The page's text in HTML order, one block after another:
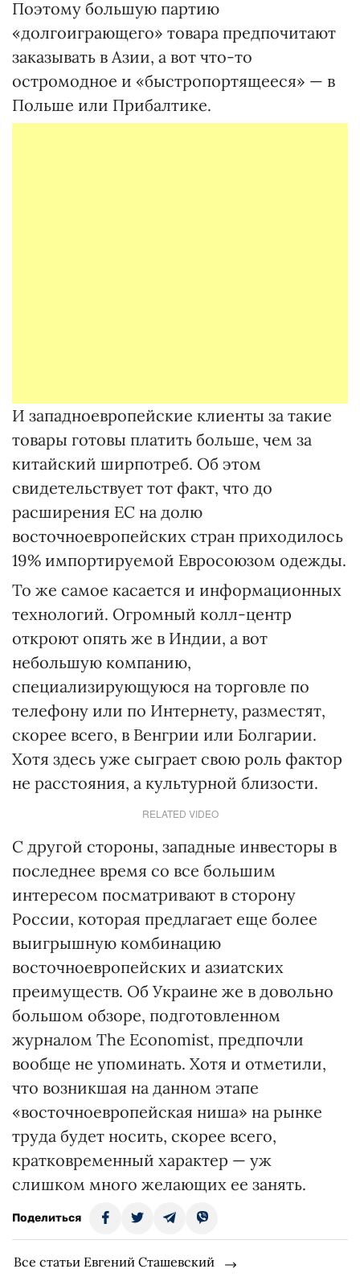
Поэтому большую партию
«долгоиграющего» товара предпочитают
заказывать в Азии, а вот что-то
остромодное и «быстропортящееся» — в
Польше или Прибалтике.
И западноевропейские клиенты за такие
товары готовы платить больше, чем за
китайский ширпотреб. Об этом
свидетельствует тот факт, что до
расширения ЕС на долю
восточноевропейских стран приходилось
19% импортируемой Евросоюзом одежды.
То же самое касается и информационных
технологий. Огромный колл-центр
откроют опять же в Индии, а вот
небольшую компанию,
специализирующуюся на торговле по
телефону или по Интернету, разместят,
скорее всего, в Венгрии или Болгарии.
Хотя здесь уже сыграет свою роль фактор
не расстояния, а культурной близости.
RELATED VIDEO
С другой стороны, западные инвесторы в
последнее время со все большим
интересом посматривают в сторону
России, которая предлагает еще более
выигрышную комбинацию
восточноевропейских и азиатских
преимуществ. Об Украине же в довольно
большом обзоре, подготовленном
журналом The Economist, предпочли
вообще не упоминать. Хотя и отметили,
что возникшая на данном этапе
«восточноевропейская ниша» на рынке
труда будет носить, скорее всего,
кратковременный характер — уж
слишком много желающих ее занять.
Поделиться
Все статьи Евгений Сташевский